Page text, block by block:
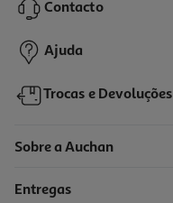
3,99 €
Contacto
Ajuda
Trocas e Devoluções
Sobre a Auchan
Entregas